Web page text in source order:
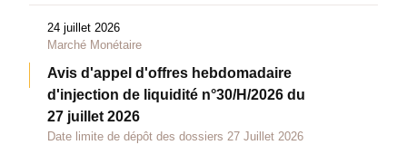
24 juillet 2026
Marché Monétaire
Avis d'appel d'offres hebdomadaire
d'injection de liquidité n°30/H/2026 du
27 juillet 2026
Date limite de dépôt des dossiers 27 Juillet 2026